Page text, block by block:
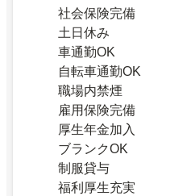
社会保険完備
土日休み
車通勤OK
自転車通勤OK
職場内禁煙
雇用保険完備
厚生年金加入
ブランクOK
制服貸与
福利厚生充実